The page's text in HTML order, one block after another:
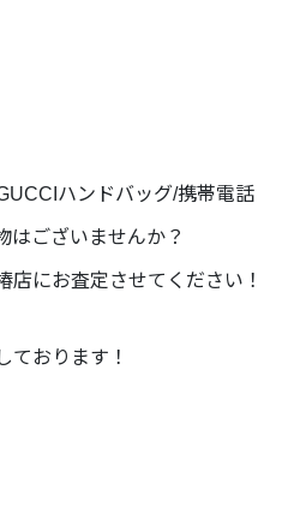
ハンドバッグ/携帯電話
はございませんか？
店にお査定させてください！
ております！